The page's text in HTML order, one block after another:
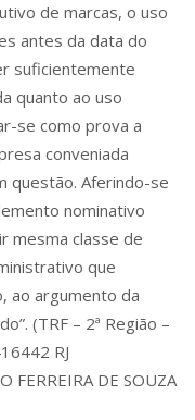
de marcas, o uso
antes da data do
suficientemente
quanto ao uso
se como prova a
conveniada
questão. Aferindo-se
nominativo
mesma classe de
que
ao argumento da
(TRF – 2ª Região –
RJ
FERREIRA DE SOUZA